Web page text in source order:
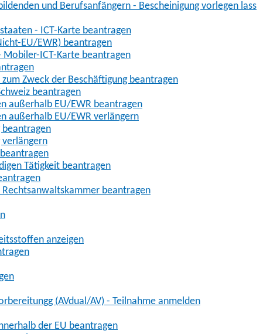
und Berufsanfängern - Bescheinigung vorlegen lassen
- ICT-Karte beantragen
EU/EWR) beantragen
ICT-Karte beantragen
Zweck der Beschäftigung beantragen
beantragen
außerhalb EU/EWR beantragen
außerhalb EU/EWR verlängern
beantragen
verlängern
Tätigkeit beantragen
beantragen
anzeigen
(AVdual/AV) - Teilnahme anmelden
der EU beantragen